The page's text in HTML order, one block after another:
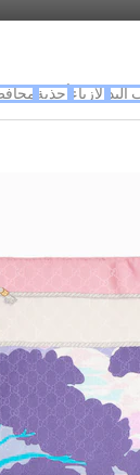
اليد الأزياء أحذية